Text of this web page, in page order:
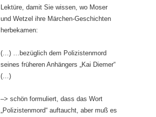
Lektüre, damit Sie wissen, wo Moser
und Wetzel ihre Märchen-Geschichten
herbekamen:
(…) …bezüglich dem Polizistenmord
seines früheren Anhängers „Kai Diemer“
(…)
–> schön formuliert, dass das Wort
„Polizistenmord“ auftaucht, aber muß es